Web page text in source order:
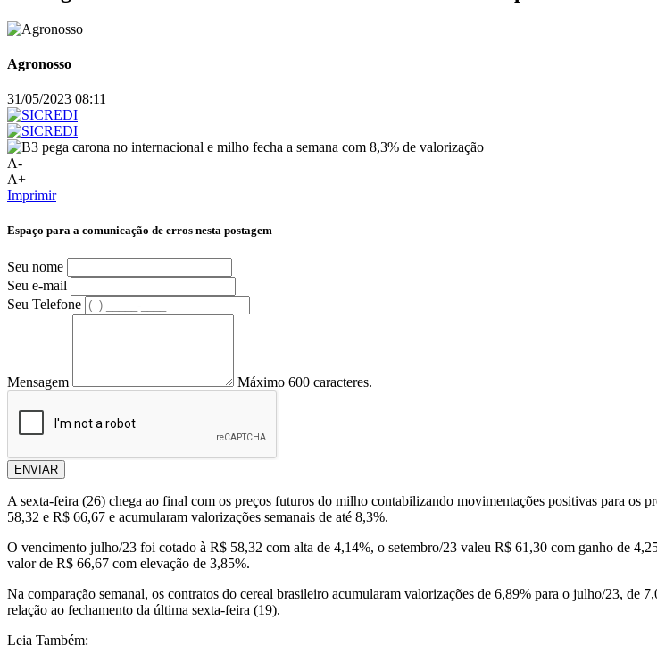
Agronosso
31/05/2023 08:11
A-
A+
Imprimir
Espaço para a comunicação de erros nesta postagem
Seu nome
Seu e-mail
Seu Telefone
Mensagem Máximo 600 caracteres.
ENVIAR
A sexta-feira (26) chega ao final com os preços futuros do milho contabilizando movimentações positivas para os
58,32 e R$ 66,67 e acumularam valorizações semanais de até 8,3%.
O vencimento julho/23 foi cotado à R$ 58,32 com alta de 4,14%, o setembro/23 valeu R$ 61,30 com ganho de
valor de R$ 66,67 com elevação de 3,85%.
Na comparação semanal, os contratos do cereal brasileiro acumularam valorizações de 6,89% para o julho/23, de
relação ao fechamento da última sexta-feira (19).
Leia Também: